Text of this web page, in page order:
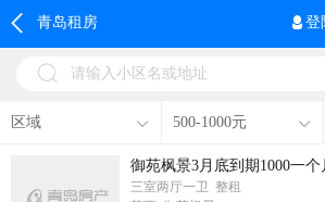
青岛租房 登
请输入小区名或地址
区域 500-1000元
御苑枫景3月底到期1000一
三室两厅一卫 整租